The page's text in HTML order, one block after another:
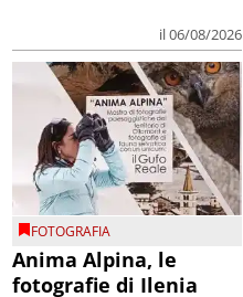
il 06/08/2026
FOTOGRAFIA
Anima Alpina, le
fotografie di Ilenia